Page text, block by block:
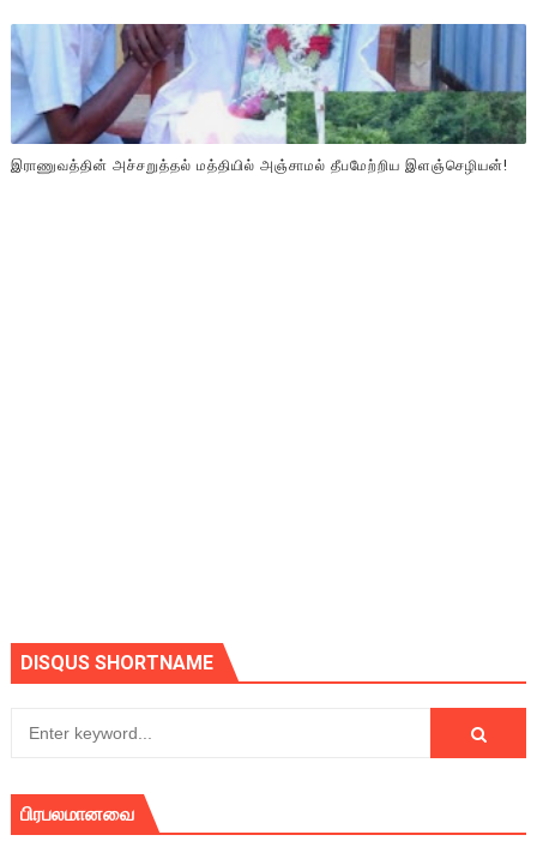
இராணுவத்தின் அச்சறுத்தல் மத்தியில் அஞ்சாமல் தீபமேற்றிய இளஞ்செழியன்!
DISQUS SHORTNAME
பிரபலமானவை